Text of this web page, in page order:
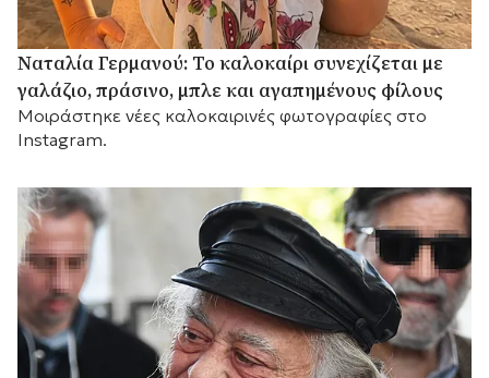
Ναταλία Γερμανού: Το καλοκαίρι συνεχίζεται με
γαλάζιο, πράσινο, μπλε και αγαπημένους φίλους
Mοιράστηκε νέες καλοκαιρινές φωτογραφίες στο
Instagram.